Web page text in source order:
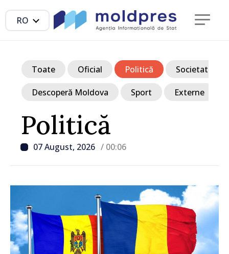
RO
Politică
07 August, 2026 / 00:06
Toate Oficial Politică Societate
Descoperă Moldova Sport Externe